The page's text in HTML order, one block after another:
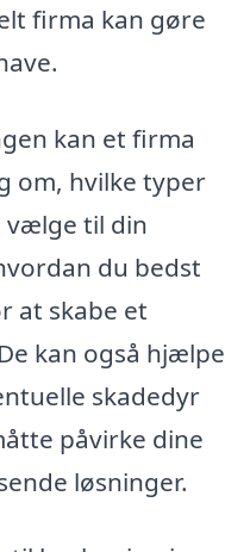
firma kan gøre
kan et firma
om, hvilke typer
vælge til din
du bedst
at skabe et
kan også hjælpe
skadedyr
påvirke dine
løsninger.